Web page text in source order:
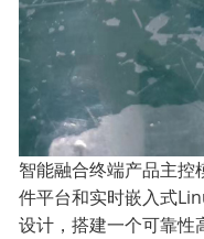
智能融合终端产品主控
件平台和实时嵌入式
设计，搭建一个可靠性